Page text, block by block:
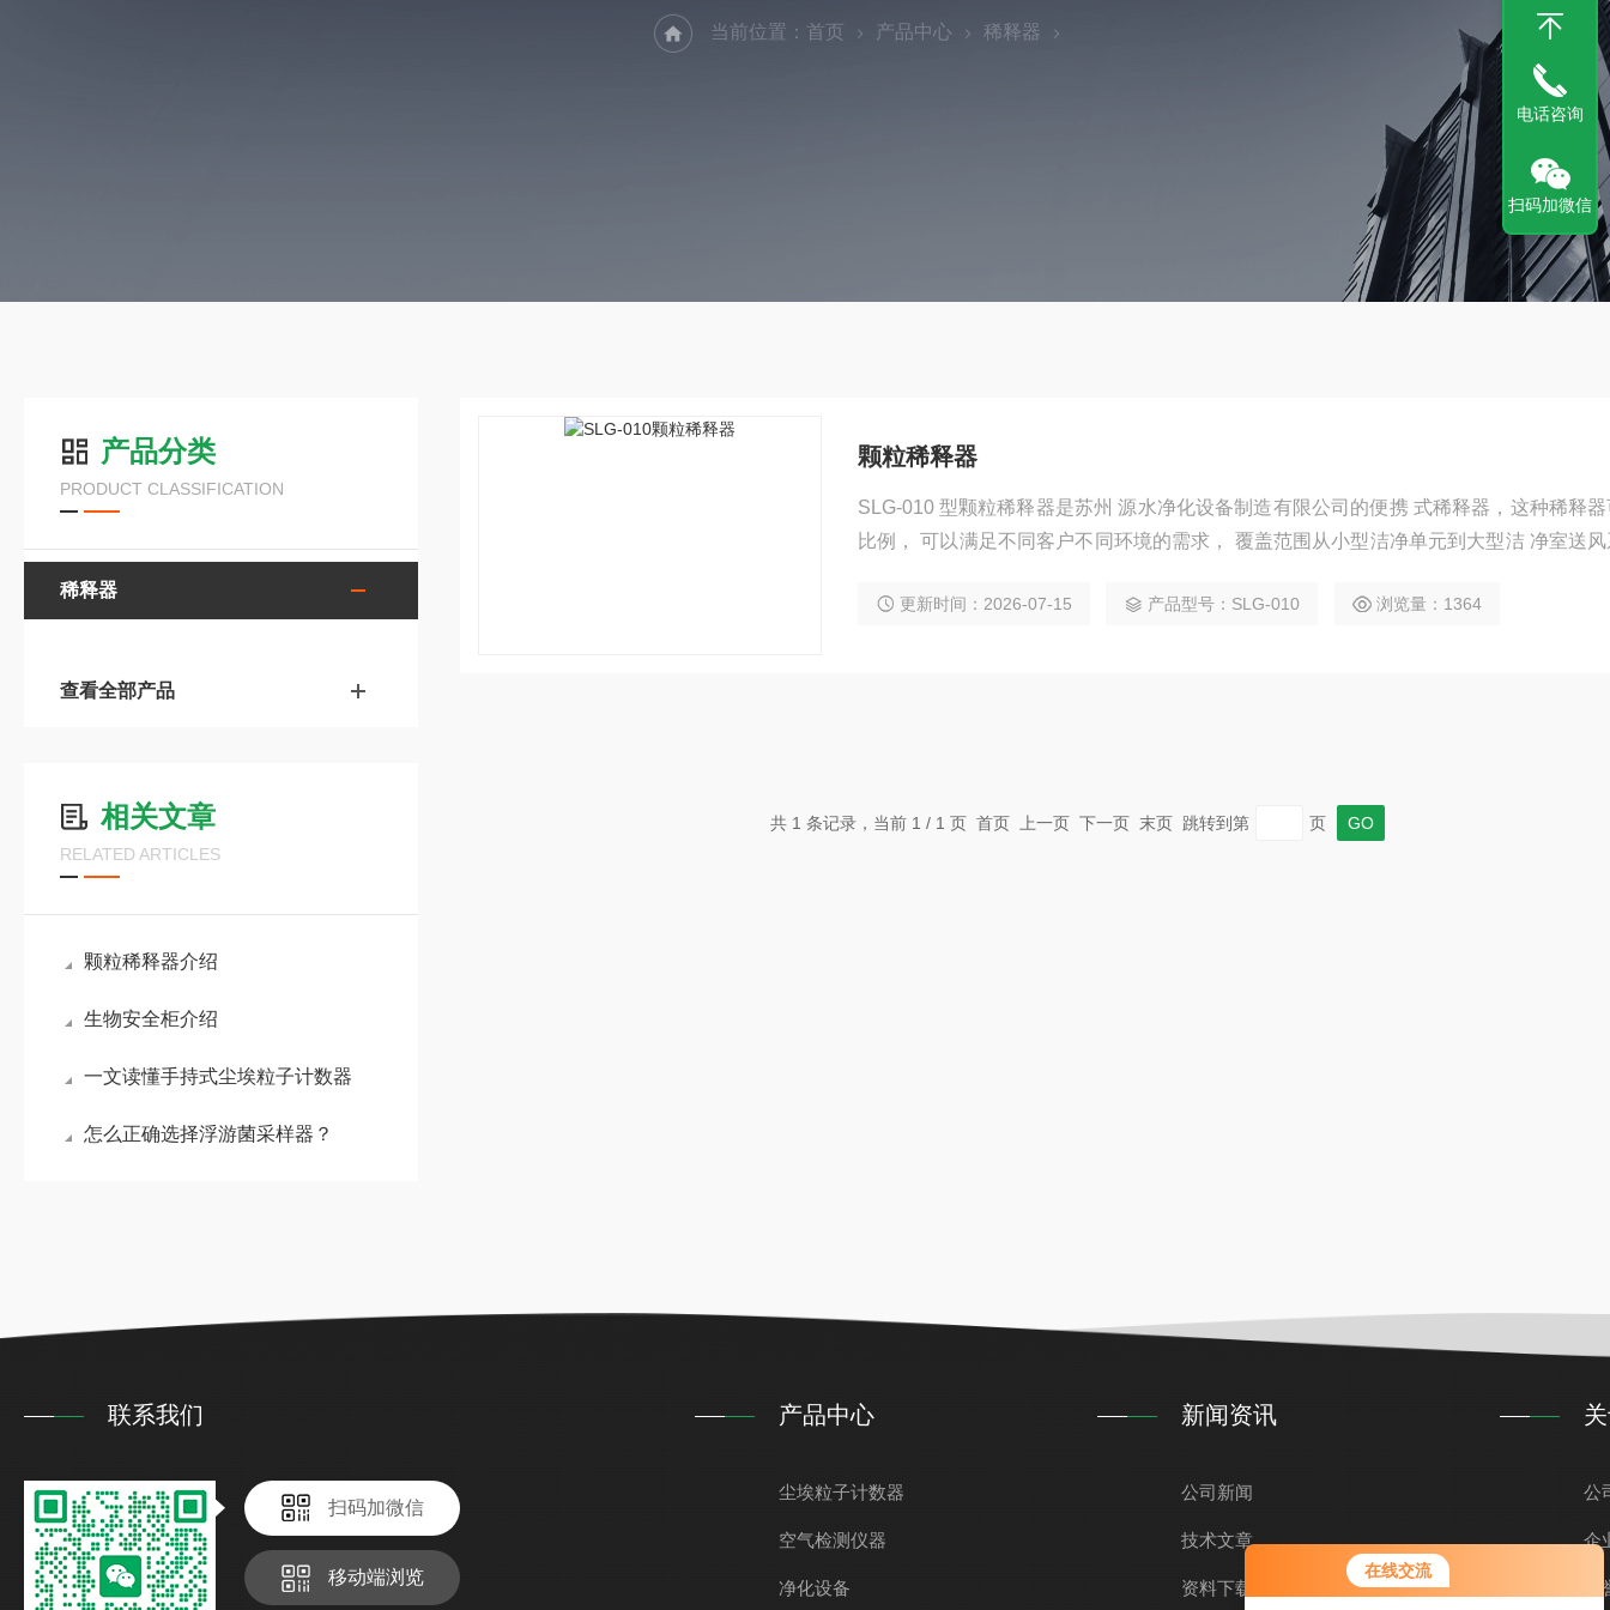
在线交流
当前位置： 首页 产品中心 稀释器
产品分类
PRODUCT CLASSIFICATION
稀释器
查看全部产品
相关文章
RELATED ARTICLES
颗粒稀释器介绍
生物安全柜介绍
一文读懂手持式尘埃粒子计数器
怎么正确选择浮游菌采样器？
颗粒稀释器
SLG-010 型颗粒稀释器是苏州 源水净化设备制造有限公司的便携 式稀释器，这种稀释
比例， 可以满足不同客户不同环境的需求， 覆盖范围从小型洁净单元到大型洁 净室送
更新时间：2026-07-15 产品型号：SLG-010 浏览量：1364
共 1 条记录，当前 1 / 1 页 首页 上一页 下一页 末页 跳转到第 页
联系我们
扫码加微信
移动端浏览
产品中心
尘埃粒子计数器
空气检测仪器
净化设备
新闻资讯
公司新闻
技术文章
资料下载
公
企
电话咨询
扫码加微信